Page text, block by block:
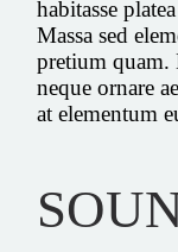
habitasse
Massa sed
pretium quam.
neque ornare
at elementum